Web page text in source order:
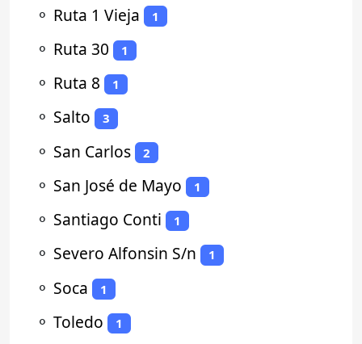
⚬ Ruta 1 Vieja 1
⚬ Ruta 30 1
⚬ Ruta 8 1
⚬ Salto 3
⚬ San Carlos 2
⚬ San José de Mayo 1
⚬ Santiago Conti 1
⚬ Severo Alfonsin S/n 1
⚬ Soca 1
⚬ Toledo 1